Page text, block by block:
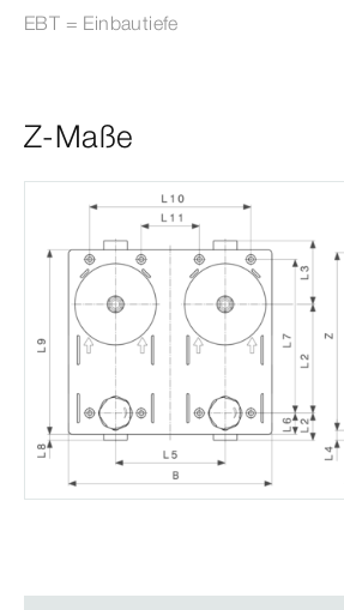
EBT = Einbautiefe
Z-Maße